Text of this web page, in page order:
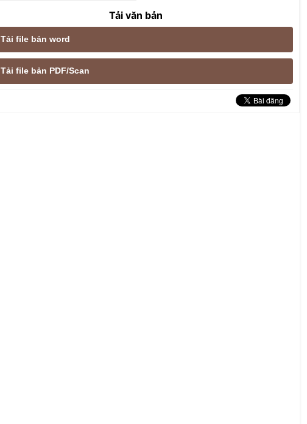
Tải văn bản
Tải file bản word
Tải file bản PDF/Scan